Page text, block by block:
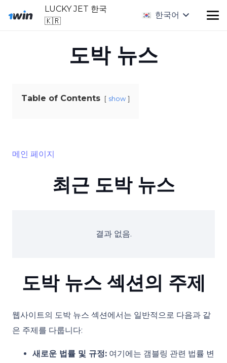
LUCKY JET 한국
🇰🇷
한국어
도박 뉴스
Table of Contents show
메인 페이지
최근 도박 뉴스
결과 없음.
도박 뉴스 섹션의 주제
웹사이트의 도박 뉴스 섹션에서는 일반적으로 다음과 같
은 주제를 다룹니다:
새로운 법률 및 규정: 여기에는 갬블링 관련 법률 변